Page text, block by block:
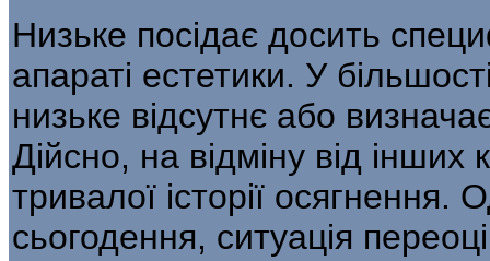
Низьке посідає досить
апара­ті естетики. У
низьке відсутнє або
Дійсно, на відміну від інших
тривалої історії осягнення.
сьогодення, ситуація